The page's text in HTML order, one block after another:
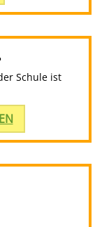
Schule ist